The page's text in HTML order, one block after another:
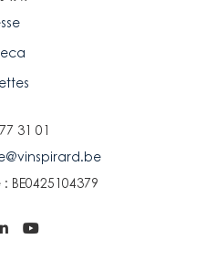
31 01
BE0425104379
